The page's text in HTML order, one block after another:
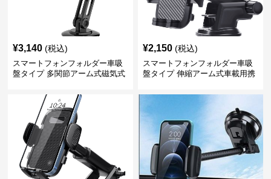
¥3,140 (税込)
スマートフォンフォルダー車吸
盤タイプ 多関節アーム式磁気式
¥2,150 (税込)
スマートフォンフォルダー車吸
盤タイプ 伸縮アーム式車載用携